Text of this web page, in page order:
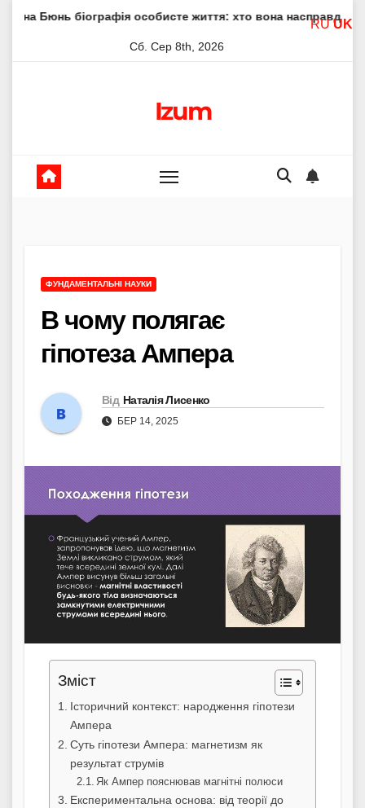
особисте життя: хто вона насправді Елена
Сб. Сер 8th, 2026
Izum
ФУНДАМЕНТАЛЬНІ НАУКИ
В чому полягає
гіпотеза Ампера
Від Наталія Лисенко
БЕР 14, 2025
Зміст
Історичний контекст: народження гіпотези
Ампера
Суть гіпотези Ампера: магнетизм як
результат струмів
Як Ампер пояснював магнітні полюси
Експериментальна основа: від теорії до
RU UK